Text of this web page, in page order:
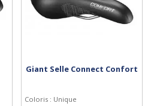
Giant Selle Connect Confort
Coloris : Unique